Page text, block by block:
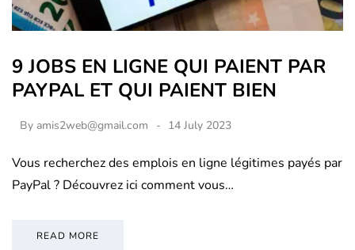
9 JOBS EN LIGNE QUI PAIENT PAR
PAYPAL ET QUI PAIENT BIEN
By amis2web@gmail.com 14 July 2023
Vous recherchez des emplois en ligne légitimes payés par
PayPal ? Découvrez ici comment vous…
READ MORE